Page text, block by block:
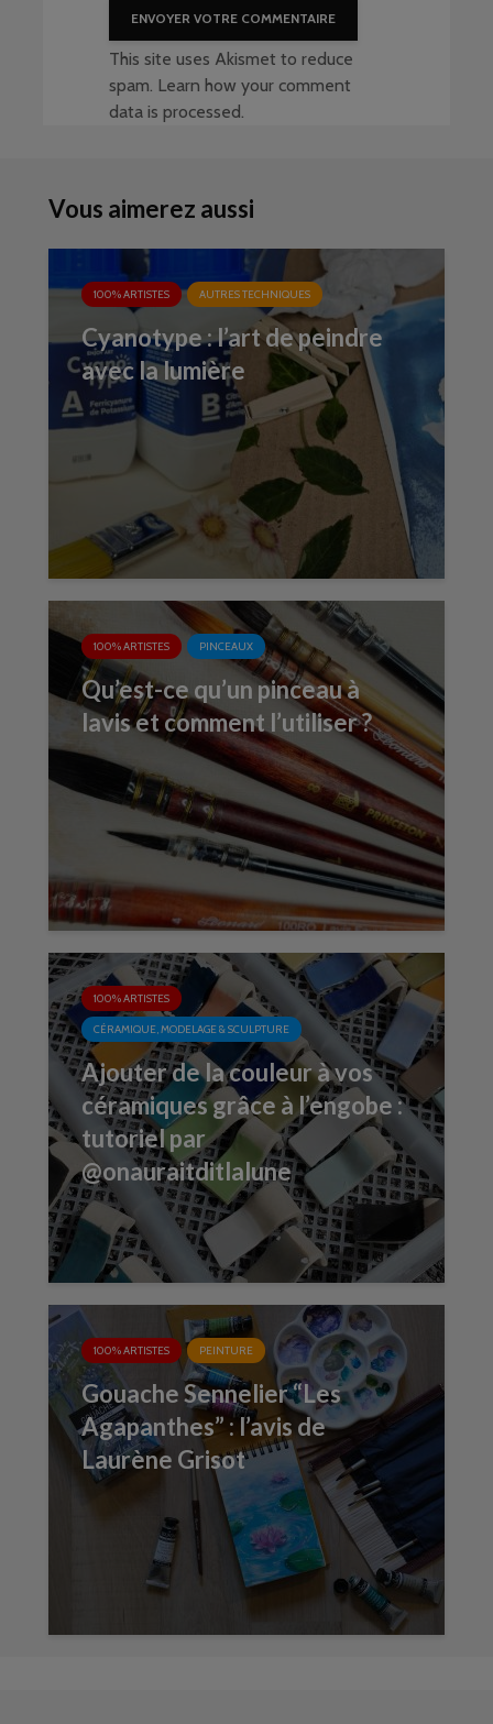
This site uses Akismet to reduce
spam. Learn how your comment
data is processed.
Vous aimerez aussi
100% ARTISTES AUTRES TECHNIQUES
Cyanotype : l’art de peindre
avec la lumière
100% ARTISTES PINCEAUX
Qu’est-ce qu’un pinceau à
lavis et comment l’utiliser ?
100% ARTISTES
CÉRAMIQUE, MODELAGE & SCULPTURE
Ajouter de la couleur à vos
céramiques grâce à l’engobe :
tutoriel par
@onauraitditlalune
100% ARTISTES PEINTURE
Gouache Sennelier “Les
Agapanthes” : l’avis de
Laurène Grisot